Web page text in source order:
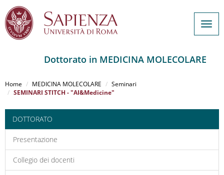
al
contenuto
Dottorato in MEDICINA MOLECOLARE
Home MEDICINA MOLECOLARE
Seminari
SEMINARI STITCH - "AI&Medicine"
DOTTORATO
Presentazione
Collegio dei docenti